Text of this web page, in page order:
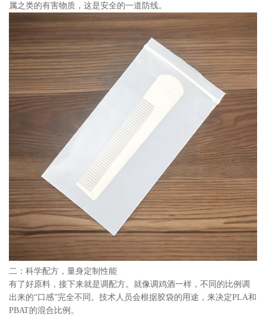
属之类的有害物质，这是安全的一道防线。
二：科学配方，量身定制性能
有了好原料，接下来就是调配方。就像调鸡酒一样，不同的比例调
出来的“口感”完全不同。技术人员会根据胶袋的用途，来决定PLA和
PBAT的混合比例。